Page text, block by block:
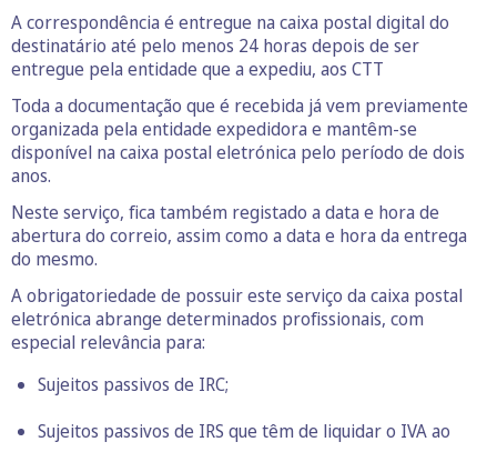
A correspondência é entregue na caixa postal digital do
destinatário até pelo menos 24 horas depois de ser
entregue pela entidade que a expediu, aos CTT
Toda a documentação que é recebida já vem previamente
organizada pela entidade expedidora e mantêm-se
disponível na caixa postal eletrónica pelo período de dois
anos.
Neste serviço, fica também registado a data e hora de
abertura do correio, assim como a data e hora da entrega
do mesmo.
A obrigatoriedade de possuir este serviço da caixa postal
eletrónica abrange determinados profissionais, com
especial relevância para:
Sujeitos passivos de IRC;
Sujeitos passivos de IRS que têm de liquidar o IVA ao